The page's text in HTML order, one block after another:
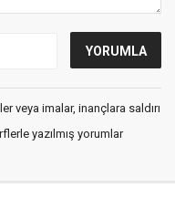
veya imalar, inançlara saldırı
yazılmış yorumlar